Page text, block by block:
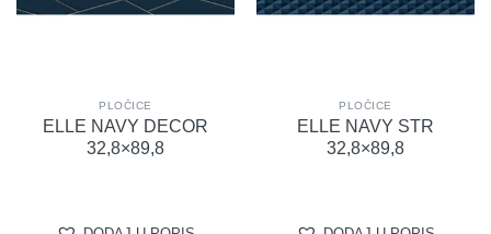
PLOČICE
ELLE NAVY DECOR
32,8×89,8
PLOČICE
ELLE NAVY STR
32,8×89,8